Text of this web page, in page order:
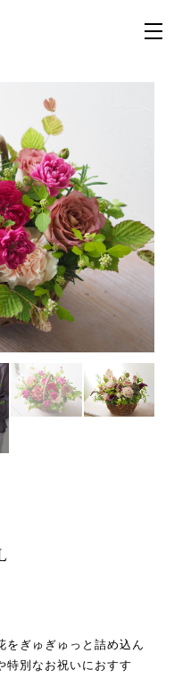
をぎゅぎゅっと詰め込ん
特別なお祝いにおすす